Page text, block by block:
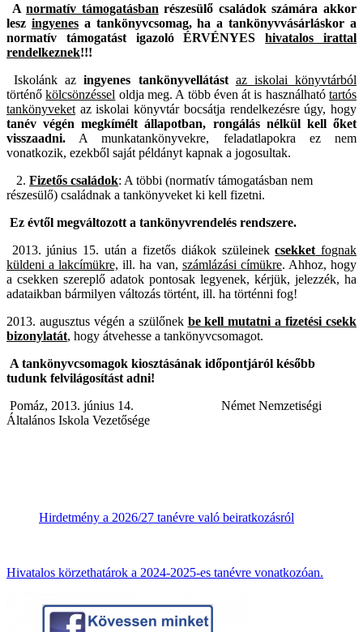
Anormatív támogatásban részesülő családok számára akkor
lesz ingyenesa tankönyvcsomag, ha a tankönyvvásárláskor a
normatív támogatást igazolóÉRVÉNYEShivatalos irattal
rendelkeznek!!!
Iskolánk azingyenes tankönyvellátást az iskolai könyvtárból
történőkölcsönzéssel oldja meg. A több éven át is használhatótartós
tankönyveket az iskolai könyvtár bocsátja rendelkezésre úgy, hogy
tanév végén megkímélt állapotban, rongálás nélkül kell őket
visszaadni. A munkatankönyvekre, feladatlapokra ez nem
vonatkozik, ezekből saját példányt kapnak a jogosultak.
2. Fizetős családok: A többi (normatív támogatásban nem
részesülő) családnak a tankönyveket ki kell fizetni.
Ez évtől megváltozott a tankönyvrendelés rendszere.
2013. június 15. után a fizetős diákok szüleinekcsekket fognak
küldeni a lakcímükre, ill. ha van, számlázási címükre. Ahhoz, hogy
a csekken szereplő adatok pontosak legyenek, kérjük, jelezzék, ha
adataikban bármilyen változás történt, ill. ha történni fog!
2013. augusztus végén a szülőnek be kell mutatni a fizetési csekk
bizonylatát, hogy átvehesse a tankönyvcsomagot.
A tankönyvcsomagok kiosztásának időpontjáról később
tudunk felvilágosítást adni!
Pomáz, 2013. június 14. Német Nemzetiségi
Általános Iskola Vezetősége
Hirdetmény a 2026/27 tanévre való beiratkozásról
Hivatalos körzethatárok a 2024-2025-es tanévre vonatkozóan.